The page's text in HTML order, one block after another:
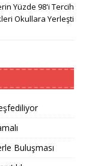
Yüzde 98'i Tercih
Okullara Yerleşti
Buluşması